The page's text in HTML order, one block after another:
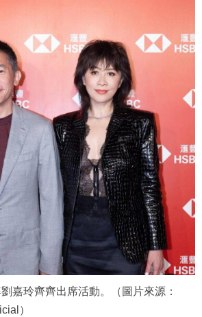
嘉玲齊齊出席活動。（圖片來源：
）